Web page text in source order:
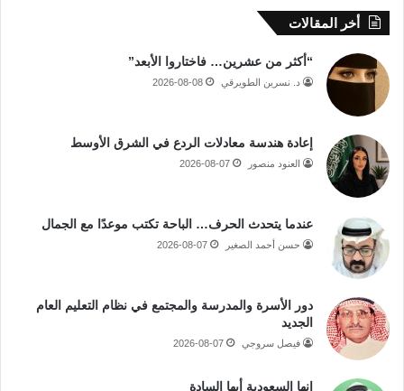
أخر المقالات
“أكثر من عشرين… فاختاروا الأبعد”
د. نسرين الطويرقي 2026-08-08
إعادة هندسة معادلات الردع في الشرق الأوسط
العنود منصور 2026-08-07
عندما يتحدث الحرف… الباحة تكتب موعدًا مع الجمال
حسن أحمد الصغير 2026-08-07
دور الأسرة والمدرسة والمجتمع في نظام التعليم العام
الجديد
فيصل سروجي 2026-08-07
إنها السعودية أيها السادة